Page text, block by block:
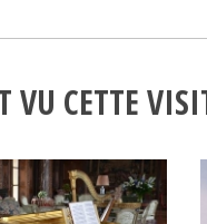
VU CETTE